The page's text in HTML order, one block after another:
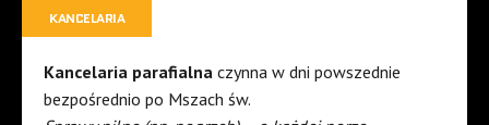
KANCELARIA
Kancelaria parafialna czynna w dni powszednie
bezpośrednio po Mszach św.